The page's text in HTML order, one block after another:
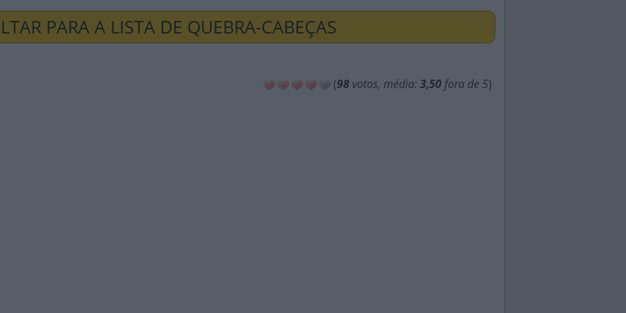
PARA A LISTA DE QUEBRA-CABEÇAS
(98 votos, média: 3,50 fora de 5)